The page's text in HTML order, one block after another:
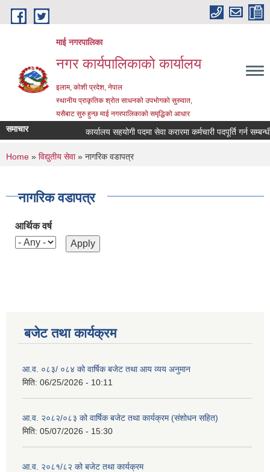
Skip to main content
माई नगरपालिका
नगर कार्यपालिकाको कार्यालय
इलाम, कोशी प्रदेश, नेपाल
स्थानीय प्राकृतिक श्रोत साधनको उपभोगको सुरुवात,
यसैबाट सुरु हुन्छ माई नगरपालिकाको समृद्धिको आधार
समाचार कार्यालय सहयोगी पदमा सेवा करारमा कर्मचारी पदपूर्ति गर्न सम्बन्धी
You are here
Home » विद्युतीय सेवा» नागरिक वडापत्र
नागरिक वडापत्र
आर्थिक वर्ष
बजेट तथा कार्यक्रम
आ.व. ०८३/ ०८४ को वार्षिक बजेट तथा आय व्यय अनुमान
मिति: 06/25/2026 - 10:11
आ.व. २०८२/०८३ को वार्षिक बजेट तथा कार्यक्रम (संशोधन सहित)
मिति: 05/07/2026 - 15:30
आ.व. २०८१/८२ को बजेट तथा कार्यक्रम